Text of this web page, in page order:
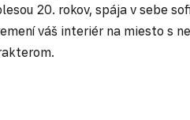
20. rokov, spája v sebe
váš interiér na miesto s